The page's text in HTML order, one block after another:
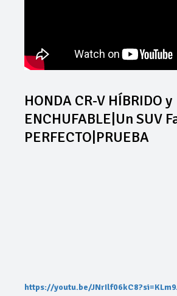
HONDA CR-V HÍBRIDO y
ENCHUFABLE|Un SUV
PERFECTO|PRUEBA
https://youtu.be/